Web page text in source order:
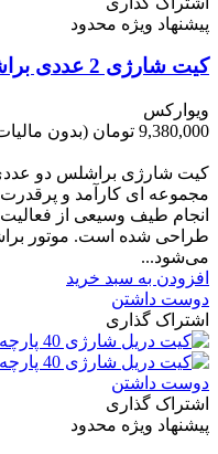
پیشنهاد ویژه محدود
کیت شارژی 2 عددی براشلس ویوارکس VR2402-BCK
ویوارکس
9,380,000 تومان
(بدون
مجموعه ای کارآمد و
انجام طیف وسیعی از
طراحی شده است. موتور
می‌شود...
افزودن به سبد خرید
دوست داشتن
اشتراک گذاری
دوست داشتن
اشتراک گذاری
پیشنهاد ویژه محدود